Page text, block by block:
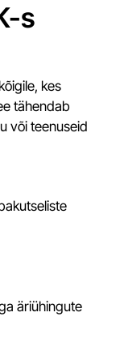
s
kes
tähendab
või teenuseid
äriühingute